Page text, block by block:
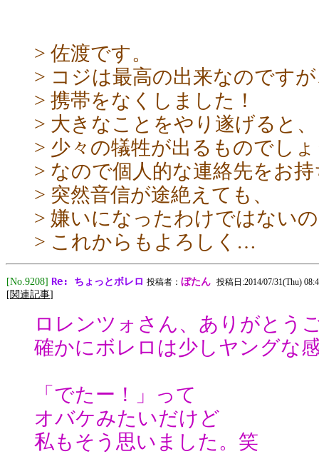
> 佐渡です。
> コジは最高の出来なのです
> 携帯をなくしました！
> 大きなことをやり遂げると、
> 少々の犠牲が出るものでし
> なので個人的な連絡先をお
> 突然音信が途絶えても、
> 嫌いになったわけではない
> これからもよろしく…
[No.9208] Re: ちょっとボレロ 投稿者： ぼたん 投稿日:2014/07/31(Thu)
[関連記事]
ロレンツォさん、ありがとう
確かにボレロは少しヤングな
「でたー！」って
オバケみたいだけど
私もそう思いました。笑